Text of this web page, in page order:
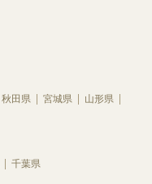
秋田県 宮城県
山形県
千葉県